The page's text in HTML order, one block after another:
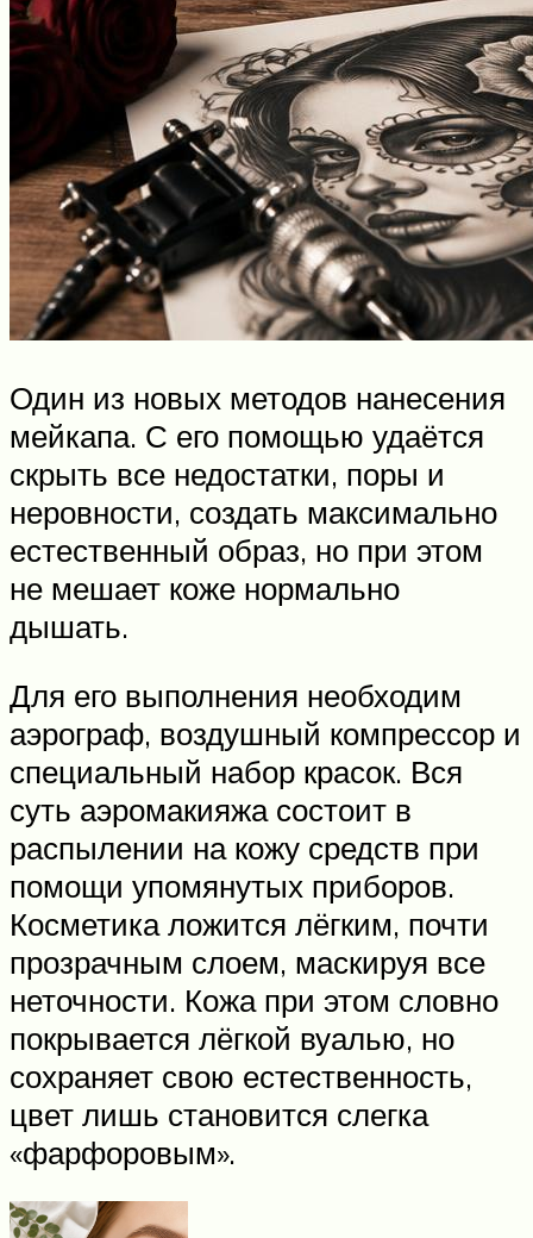
Один из новых методов нанесения
мейкапа. С его помощью удаётся
скрыть все недостатки, поры и
неровности, создать максимально
естественный образ, но при этом
не мешает коже нормально
дышать.
Для его выполнения необходим
аэрограф, воздушный компрессор и
специальный набор красок. Вся
суть аэромакияжа состоит в
распылении на кожу средств при
помощи упомянутых приборов.
Косметика ложится лёгким, почти
прозрачным слоем, маскируя все
неточности. Кожа при этом словно
покрывается лёгкой вуалью, но
сохраняет свою естественность,
цвет лишь становится слегка
«фарфоровым».